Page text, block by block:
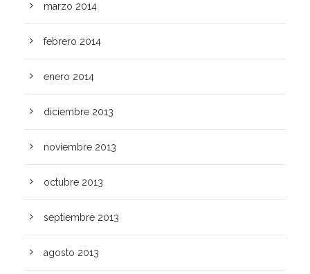
marzo 2014
febrero 2014
enero 2014
diciembre 2013
noviembre 2013
octubre 2013
septiembre 2013
agosto 2013